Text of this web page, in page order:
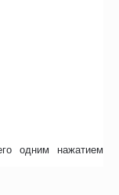
одним нажатием